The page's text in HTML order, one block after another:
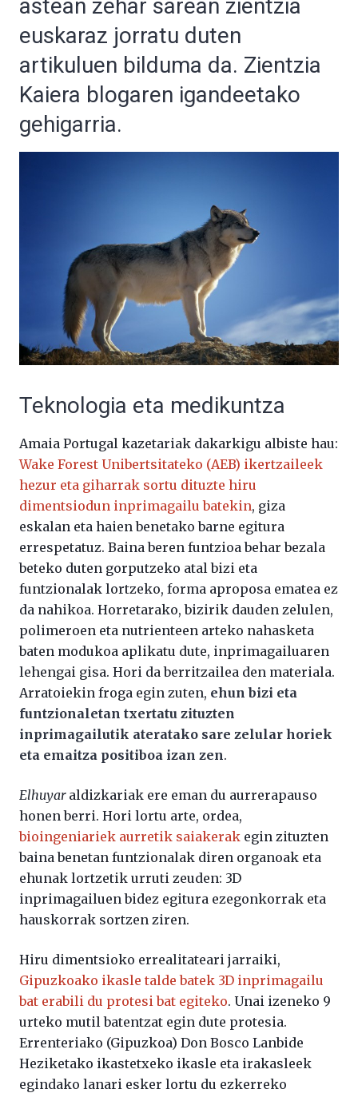
astean zehar sarean zientzia
euskaraz jorratu duten
artikuluen bilduma da. Zientzia
Kaiera blogaren igandeetako
gehigarria.
Teknologia eta medikuntza
Amaia Portugal kazetariak dakarkigu albiste hau:
Wake Forest Unibertsitateko (AEB) ikertzaileek
hezur eta giharrak sortu dituzte hiru
dimentsiodun inprimagailu batekin, giza
eskalan eta haien benetako barne egitura
errespetatuz. Baina beren funtzioa behar bezala
beteko duten gorputzeko atal bizi eta
funtzionalak lortzeko, forma aproposa ematea ez
da nahikoa. Horretarako, bizirik dauden zelulen,
polimeroen eta nutrienteen arteko nahasketa
baten modukoa aplikatu dute, inprimagailuaren
lehengai gisa. Hori da berritzailea den materiala.
Arratoiekin froga egin zuten, ehun bizi eta
funtzionaletan txertatu zituzten
inprimagailutik ateratako sare zelular horiek
eta emaitza positiboa izan zen.
Elhuyaraldizkariak ere eman du aurrerapauso
honen berri. Hori lortu arte, ordea,
bioingeniariek aurretik saiakerak egin zituzten
baina benetan funtzionalak diren organoak eta
ehunak lortzetik urruti zeuden: 3D
inprimagailuen bidez egitura ezegonkorrak eta
hauskorrak sortzen ziren.
Hiru dimentsioko errealitateari jarraiki,
Gipuzkoako ikasle talde batek 3D inprimagailu
bat erabili du protesi bat egiteko. Unai izeneko 9
urteko mutil batentzat egin dute protesia.
Errenteriako (Gipuzkoa) Don Bosco Lanbide
Heziketako ikastetxeko ikasle eta irakasleek
egindako lanari esker lortu du ezkerreko